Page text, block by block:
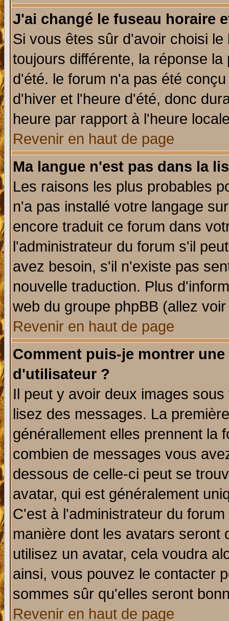
J'ai changé le fuseau horaire
Si vous êtes sûr d'avoir choisi
toujours différente, la réponse
d'été. le forum n'a pas été
d'hiver et l'heure d'été, donc
heure par rapport à l'heure
Revenir en haut de page
Ma langue n'est pas dans la
Les raisons les plus probables
n'a pas installé votre langage
encore traduit ce forum dans
l'administrateur du forum s'il
avez besoin, s'il n'existe pas
nouvelle traduction. Plus
web du groupe phpBB (allez
Revenir en haut de page
Comment puis-je montrer
d'utilisateur ?
Il peut y avoir deux images
lisez des messages. La
générallement elles prennent la
combien de messages vous
dessous de celle-ci peut se
avatar, qui est généralement
C'est à l'administrateur du
manière dont les avatars seront
utilisez un avatar, cela voudra
ainsi, vous pouvez le contacter
sommes sûr qu'elles seront
Revenir en haut de page